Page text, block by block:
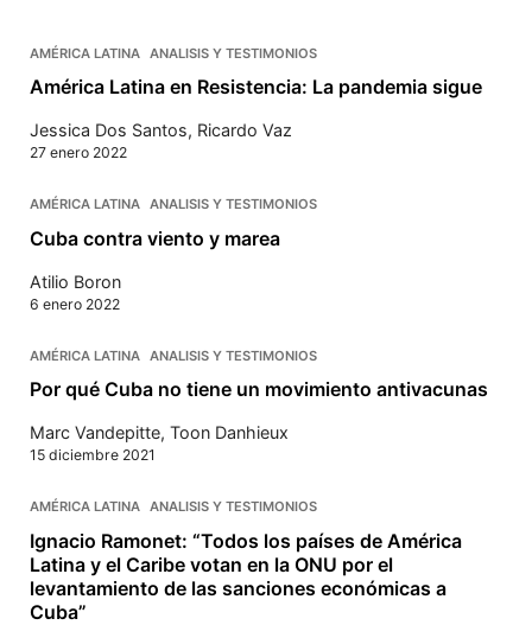
AMÉRICA LATINA ANALISIS Y TESTIMONIOS
América Latina en Resistencia: La pandemia sigue
Jessica Dos Santos, Ricardo Vaz
27 enero 2022
AMÉRICA LATINA ANALISIS Y TESTIMONIOS
Cuba contra viento y marea
Atilio Boron
6 enero 2022
AMÉRICA LATINA ANALISIS Y TESTIMONIOS
Por qué Cuba no tiene un movimiento antivacunas
Marc Vandepitte, Toon Danhieux
15 diciembre 2021
AMÉRICA LATINA ANALISIS Y TESTIMONIOS
Ignacio Ramonet: “Todos los países de América
Latina y el Caribe votan en la ONU por el
levantamiento de las sanciones económicas a
Cuba”